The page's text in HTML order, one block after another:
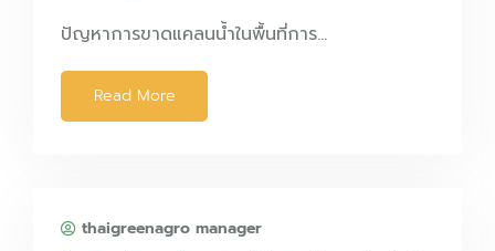
ปัญหาการขาดแคลนน้ำในพื้นที่การ…
Read More
thaigreenagro manager